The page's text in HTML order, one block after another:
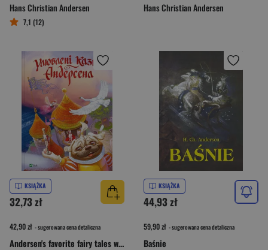
Hans Christian Andersen
7,1 (12)
Hans Christian Andersen
KSIĄŻKA
32,73 zł
42,90 zł - sugerowana cena detaliczna
Andersen's favorite fairy tales w. ukraińska
KSIĄŻKA
44,93 zł
59,90 zł - sugerowana cena detaliczna
Baśnie